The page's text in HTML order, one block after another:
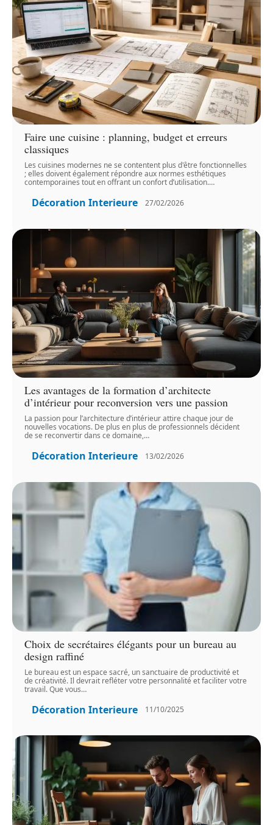
Faire une cuisine : planning, budget et erreurs
classiques
Les cuisines modernes ne se contentent plus d'être fonctionnelles
; elles doivent également répondre aux normes esthétiques
contemporaines tout en offrant un confort d’utilisation.…
Décoration Interieure 27/02/2026
Les avantages de la formation d’architecte
d’intérieur pour reconversion vers une passion
La passion pour l’architecture d’intérieur attire chaque jour de
nouvelles vocations. De plus en plus de professionnels décident
de se reconvertir dans ce domaine,…
Décoration Interieure 13/02/2026
Choix de secrétaires élégants pour un bureau au
design raffiné
Le bureau est un espace sacré, un sanctuaire de productivité et
de créativité. Il devrait refléter votre personnalité et faciliter votre
travail. Que vous…
Décoration Interieure 11/10/2025